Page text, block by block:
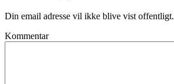
Din email adresse vil ikke blive vist offentligt.
Kommentar